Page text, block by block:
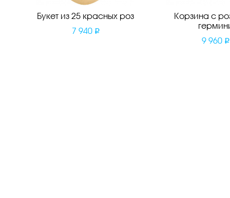
Букет из 25 красных роз
7 940
Корзина с
9 960